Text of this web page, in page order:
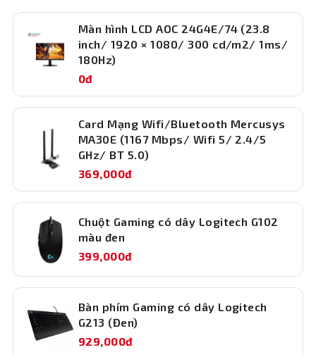
Màn hình LCD AOC 24G4E/74 (23.8
inch/ 1920 × 1080/ 300 cd/m2/ 1ms/
180Hz)
0đ
Card Mạng Wifi/Bluetooth Mercusys
MA30E (1167 Mbps/ Wifi 5/ 2.4/5
GHz/ BT 5.0)
369,000đ
Chuột Gaming có dây Logitech G102
màu đen
399,000đ
Bàn phím Gaming có dây Logitech
G213 (Đen)
929,000đ